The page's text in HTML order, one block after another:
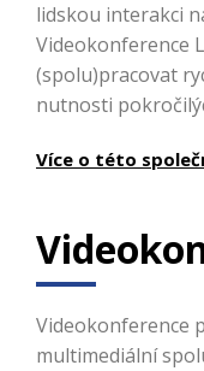
lidskou interakci
Videokonference
(spolu)pracovat
nutnosti
Více o této
Videokonference
multimediální